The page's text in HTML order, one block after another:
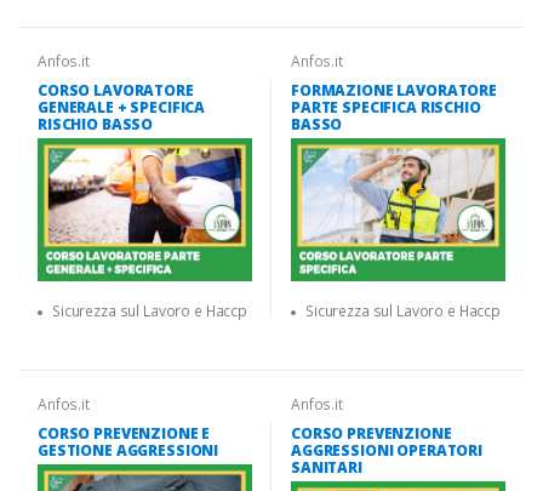
Anfos.it
CORSO LAVORATORE
GENERALE + SPECIFICA
RISCHIO BASSO
Sicurezza sul Lavoro e Haccp
Anfos.it
FORMAZIONE LAVORATORE
PARTE SPECIFICA RISCHIO
BASSO
Sicurezza sul Lavoro e Haccp
Anfos.it
CORSO PREVENZIONE E
GESTIONE AGGRESSIONI
Anfos.it
CORSO PREVENZIONE
AGGRESSIONI OPERATORI
SANITARI